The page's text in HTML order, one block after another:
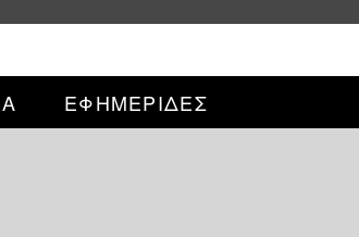
ΕΦΗΜΕΡΙΔΕΣ